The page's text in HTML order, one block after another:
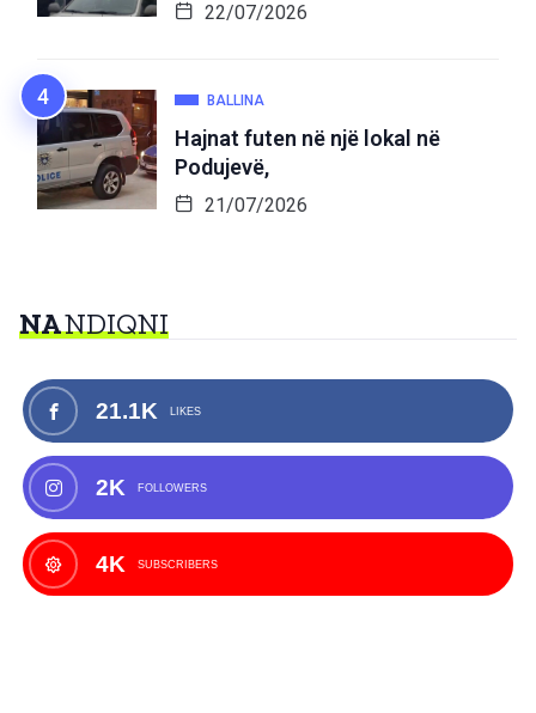
22/07/2026
BALLINA
Hajnat futen në një lokal në
Podujevë,
21/07/2026
NANDIQNI
21.1K LIKES
2K FOLLOWERS
4K SUBSCRIBERS